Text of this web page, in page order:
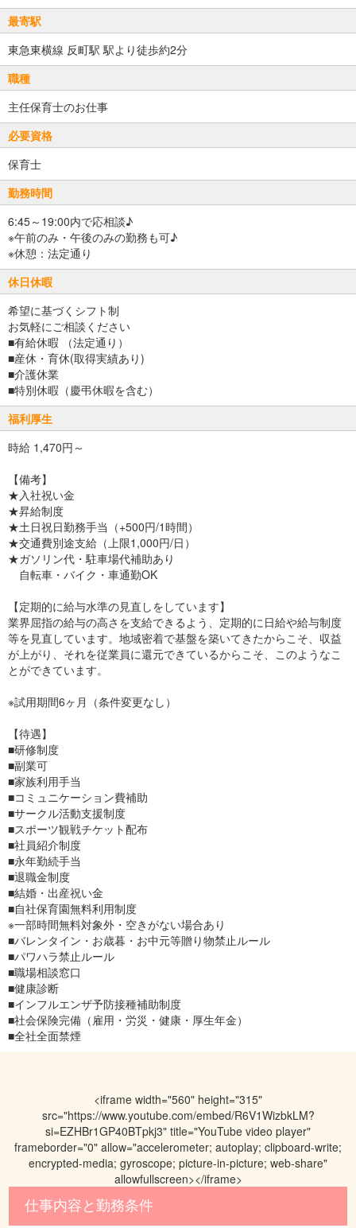
最寄駅
東急東横線 反町駅 駅より徒歩約2分
職種
主任保育士のお仕事
必要資格
保育士
勤務時間
6:45～19:00内で応相談♪
※午前のみ・午後のみの勤務も可♪
※休憩：法定通り
休日休暇
希望に基づくシフト制
お気軽にご相談ください
■有給休暇 （法定通り）
■産休・育休(取得実績あり)
■介護休業
■特別休暇（慶弔休暇を含む）
福利厚生
時給 1,470円～
【備考】
★入社祝い金
★昇給制度
★土日祝日勤務手当（+500円/1時間）
★交通費別途支給（上限1,000円/日）
★ガソリン代・駐車場代補助あり
自転車・バイク・車通勤OK
【定期的に給与水準の見直しをしています】
業界屈指の給与の高さを支給できるよう、定期的に日給や給与制度
等を見直しています。地域密着で基盤を築いてきたからこそ、収益
が上がり、それを従業員に還元できているからこそ、このようなこ
とができています。
※試用期間6ヶ月（条件変更なし）
【待遇】
■研修制度
■副業可
■家族利用手当
■コミュニケーション費補助
■サークル活動支援制度
■スポーツ観戦チケット配布
■社員紹介制度
■永年勤続手当
■退職金制度
■結婚・出産祝い金
■自社保育園無料利用制度
※一部時間無料対象外・空きがない場合あり
■バレンタイン・お歳暮・お中元等贈り物禁止ルール
■パワハラ禁止ルール
■職場相談窓口
■健康診断
■インフルエンザ予防接種補助制度
■社会保険完備（雇用・労災・健康・厚生年金）
■全社全面禁煙
<iframe width="560" height="315"
src="https://www.youtube.com/embed/R6V1WizbkLM?
si=EZHBr1GP40BTpkj3" title="YouTube video player"
frameborder="0" allow="accelerometer; autoplay; clipboard-write;
encrypted-media; gyroscope; picture-in-picture; web-share"
allowfullscreen></iframe>
仕事内容と勤務条件